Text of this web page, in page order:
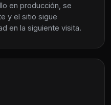
en producción, se
y el sitio sigue
en la siguiente visita.